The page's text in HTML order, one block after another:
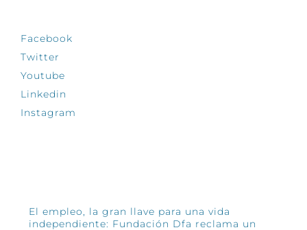
Facebook
Twitter
Youtube
Linkedin
Instagram
El empleo, la gran llave para una vida
independiente: Fundación Dfa reclama un